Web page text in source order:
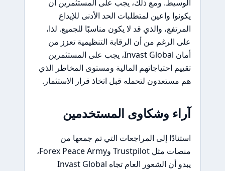
الوسيط. ومع ذلك، يجب على المستثمرين أن
يكونوا واعين لمتطلبات الحد الأدنى للإيداع
المرتفع، والذي قد لا يكون مناسبًا للجميع. لذا،
على الرغم من أن الرقابة التنظيمية تعزز من
أمان Invast Global، يجب على المستثمرين
تقييم احتياجاتهم المالية ومستوى المخاطر الذي
هم مستعدون لتحمله قبل اتخاذ قرار الاستثمار.
آراء وشكاوى المستخدمين
استنادًا إلى المراجعات التي تم جمعها من
منصات مثل Trustpilot وForex Peace Army،
يبدو أن الشعور العام تجاه Invast Global